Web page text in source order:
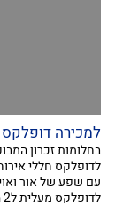
למכירה דופלקס
בחלומות זכרון
לדופלקס חללי
עם שפע של אור
לדופלקס מעלית ל2 הקומות מה שמאפשר גישה נוחה לכל אחד ואחת!